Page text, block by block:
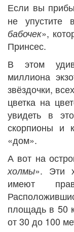
Если вы
не упустите
бабочек»,
Принсес.
В этом
миллиона
звёздочки,
цветка на
увидеть в
скорпионы и
«дом».
А вот на
холмы». Эти
имеют
площадь в 50
от 30 до 100